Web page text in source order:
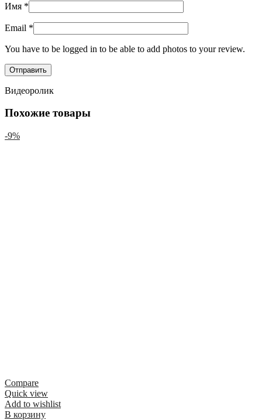
Имя *
Email *
You have to be logged in to be able to add photos to your review.
Видеоролик
Похожие товары
-9%
Compare
Quick view
Add to wishlist
В корзину